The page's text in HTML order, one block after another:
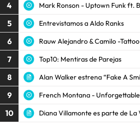
4 Mark Ronson - Uptown Funk ft.
5 Entrevistamos a Aldo Ranks
6 Rauw Alejandro & Camilo -
7 Top10: Mentiras de Parejas
8 Alan Walker estrena “Fake A
9 French Montana -
10 Diana Villamonte es parte de La